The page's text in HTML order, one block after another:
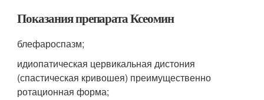
Показания препарата Ксеомин
блефароспазм;
идиопатическая цервикальная дистония
(спастическая кривошея) преимущественно
ротационная форма;